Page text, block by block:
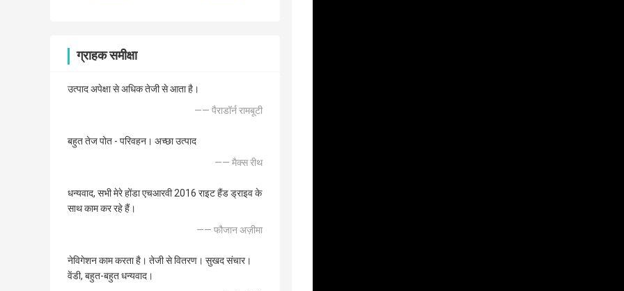
ग्राहक समीक्षा
उत्पाद अपेक्षा से अधिक तेजी से आता है।
—— पैराडॉर्न रामबूटी
बहुत तेज पोत - परिवहन। अच्छा उत्पाद
—— मैक्स रीथ
धन्यवाद, सभी मेरे होंडा एचआरवी 2016 राइट हैंड ड्राइव के
साथ काम कर रहे हैं।
—— फौजान अज़ीमा
नेविगेशन काम करता है। तेजी से वितरण। सुखद संचार।
वेंडी, बहुत-बहुत धन्यवाद।